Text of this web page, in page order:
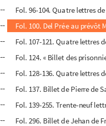
Fol. 96-104. Quatre lettres
Fol. 100. Del Prée au
Fol. 107-121. Quatre lettres
Fol. 124. « Billet des
Fol. 128-136. Quatre lettres
Fol. 137. Billet de Pierre de
Fol. 139-255. Trente-neuf
Fol. 296. Billet de Jehan de